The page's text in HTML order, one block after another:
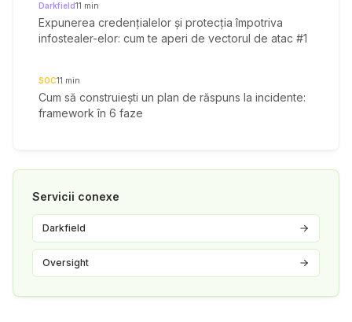
Darkfield11 min
Expunerea credențialelor și protecția împotriva
infostealer-elor: cum te aperi de vectorul de atac #1
SOC11 min
Cum să construiești un plan de răspuns la incidente:
framework în 6 faze
Servicii conexe
Darkfield
Oversight